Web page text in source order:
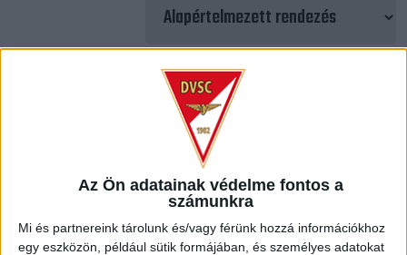
Az Ön adatainak védelme fontos a
számunkra
Mi és partnereink tárolunk és/vagy férünk hozzá információkhoz
egy eszközön, például sütik formájában, és személyes adatokat
Mind a(z) 2 találat megjelenítve